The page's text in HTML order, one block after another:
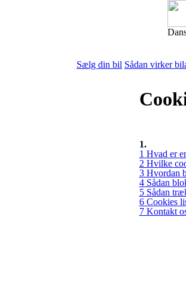
Sælg din bil Sådan virker
1.
1 Hvad er
2 Hvilke
3 Hvordan
4 Sådan
5 Sådan
6 Cookies
7 Kontakt